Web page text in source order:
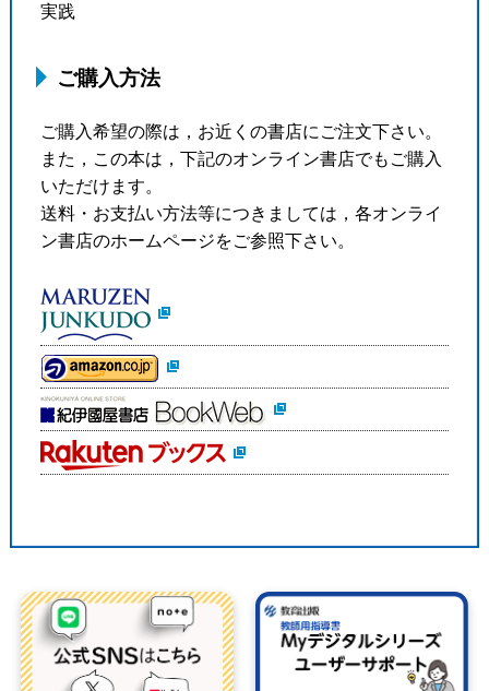
実践
ご購入方法
ご購入希望の際は，お近くの書店にご注文下さい。
また，この本は，下記のオンライン書店でもご購入
いただけます。
送料・お支払い方法等につきましては，各オンライ
ン書店のホームページをご参照下さい。